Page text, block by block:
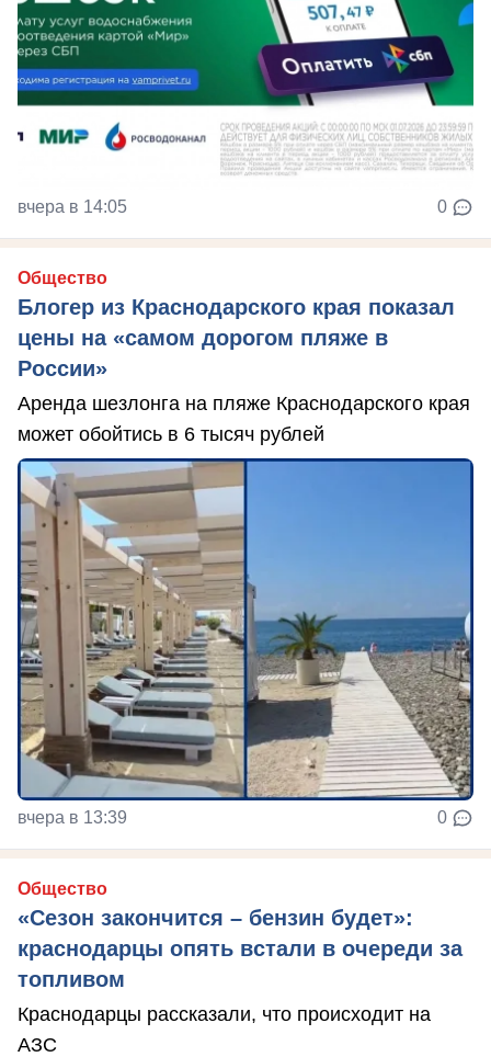
вчера в 14:05 0
Общество
Блогер из Краснодарского края показал
цены на «самом дорогом пляже в
России»
Аренда шезлонга на пляже Краснодарского края
может обойтись в 6 тысяч рублей
вчера в 13:39 0
Общество
«Сезон закончится – бензин будет»:
краснодарцы опять встали в очереди за
топливом
Краснодарцы рассказали, что происходит на
АЗС